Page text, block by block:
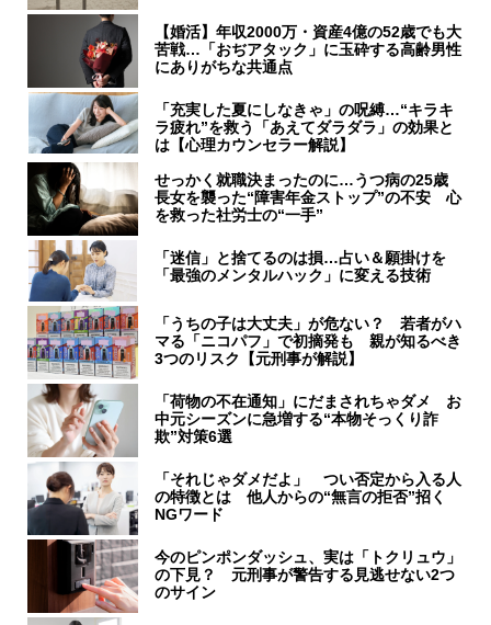
【婚活】年収2000万・資産4億の52歳でも大
苦戦…「おぢアタック」に玉砕する高齢男性
にありがちな共通点
「充実した夏にしなきゃ」の呪縛…“キラキ
ラ疲れ”を救う「あえてダラダラ」の効果と
は【心理カウンセラー解説】
せっかく就職決まったのに…うつ病の25歳
長女を襲った“障害年金ストップ”の不安 心
を救った社労士の“一手”
「迷信」と捨てるのは損…占い＆願掛けを
「最強のメンタルハック」に変える技術
「うちの子は大丈夫」が危ない？ 若者がハ
マる「ニコパフ」で初摘発も 親が知るべき
3つのリスク【元刑事が解説】
「荷物の不在通知」にだまされちゃダメ お
中元シーズンに急増する“本物そっくり詐
欺”対策6選
「それじゃダメだよ」 つい否定から入る人
の特徴とは 他人からの“無言の拒否”招く
NGワード
今のピンポンダッシュ、実は「トクリュウ」
の下見？ 元刑事が警告する見逃せない2つ
のサイン